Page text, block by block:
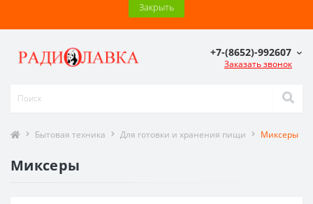
Закрыть
+7-(8652)-992607
Заказать звонок
Бытовая техника Для готовки и хранения пищи Миксеры
Миксеры